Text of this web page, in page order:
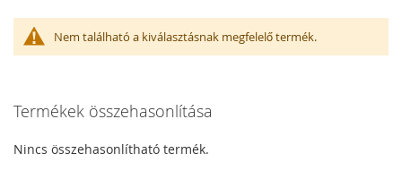
Nem található a kiválasztásnak megfelelő termék.
Termékek összehasonlítása
Nincs összehasonlítható termék.